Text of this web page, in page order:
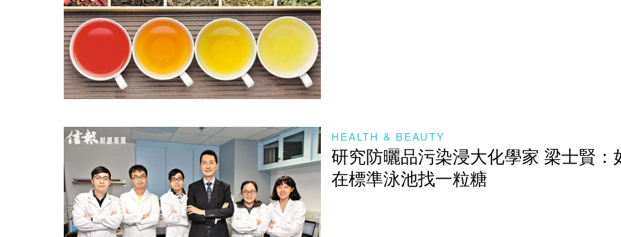
HEALTH & BEAUTY
研究防曬品污染浸大化學家 梁士賢：
在標準泳池找一粒糖